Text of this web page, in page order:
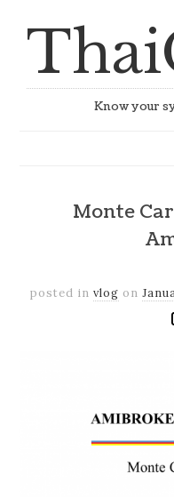
Know your
Monte
posted in vlog on